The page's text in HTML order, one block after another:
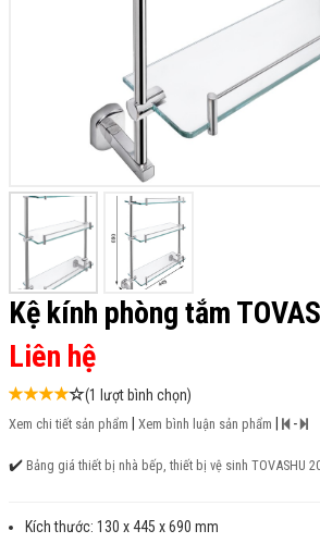
Kệ kính phòng tắm
Liên hệ
(1 lượt bình chọn)
Xem chi tiết sản phẩm Xem bình luận sản phẩm -
✔️ Bảng giá thiết bị nhà bếp, thiết bị vệ sinh TOVASHU
Kích thước: 130 x 445 x 690 mm